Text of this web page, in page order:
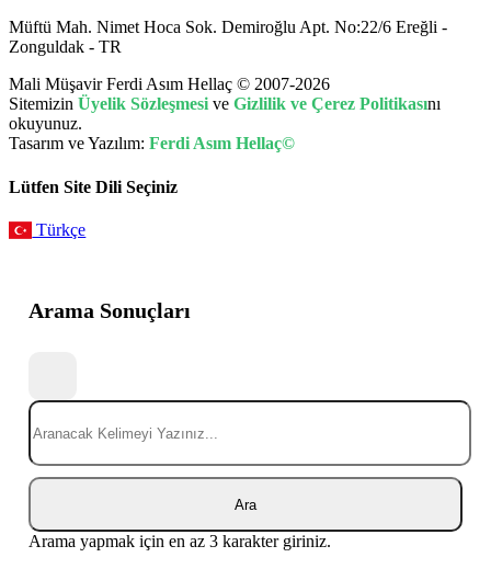
Müftü Mah. Nimet Hoca Sok. Demiroğlu Apt. No:22/6 Ereğli -
Zonguldak - TR
Mali Müşavir Ferdi Asım Hellaç © 2007-2026
Sitemizin Üyelik Sözleşmesive Gizlilik ve Çerez Politikasını
okuyunuz.
Tasarım ve Yazılım: Ferdi Asım Hellaç©
Lütfen Site Dili Seçiniz
Türkçe
Arama Sonuçları
Ara
Arama yapmak için en az 3 karakter giriniz.